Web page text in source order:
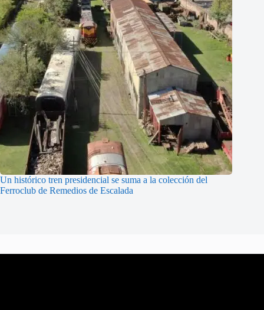
Un histórico tren presidencial se suma a la colección del
Ferroclub de Remedios de Escalada